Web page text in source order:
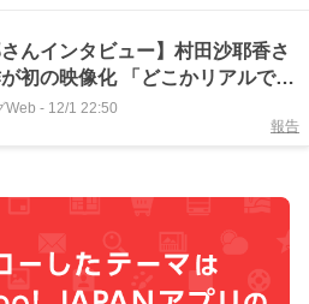
さんインタビュー】村田沙耶香さ
初の映像化 「どこかリアルで未
しれない世界」
Web - 12/1 22:50
報告